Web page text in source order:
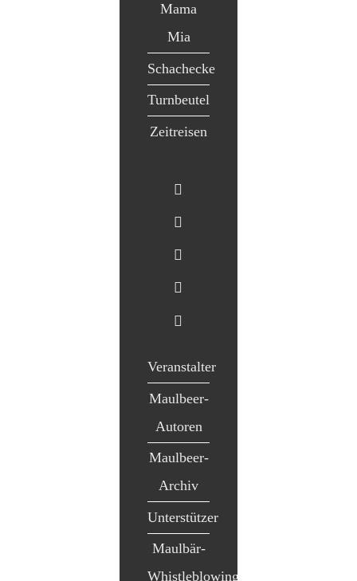
Mama
Mia
Schachecke
Turnbeutel
Zeitreisen
Veranstalter
Maulbeer-
Autoren
Maulbeer-
Archiv
Unterstützer
Maulbär-
Whistleblowing